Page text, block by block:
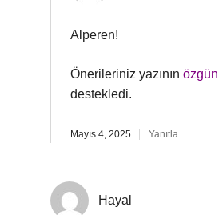
Alperen!
Önerileriniz yazının
destekledi.
Mayıs 4, 2025 Yanıtla
Hayal